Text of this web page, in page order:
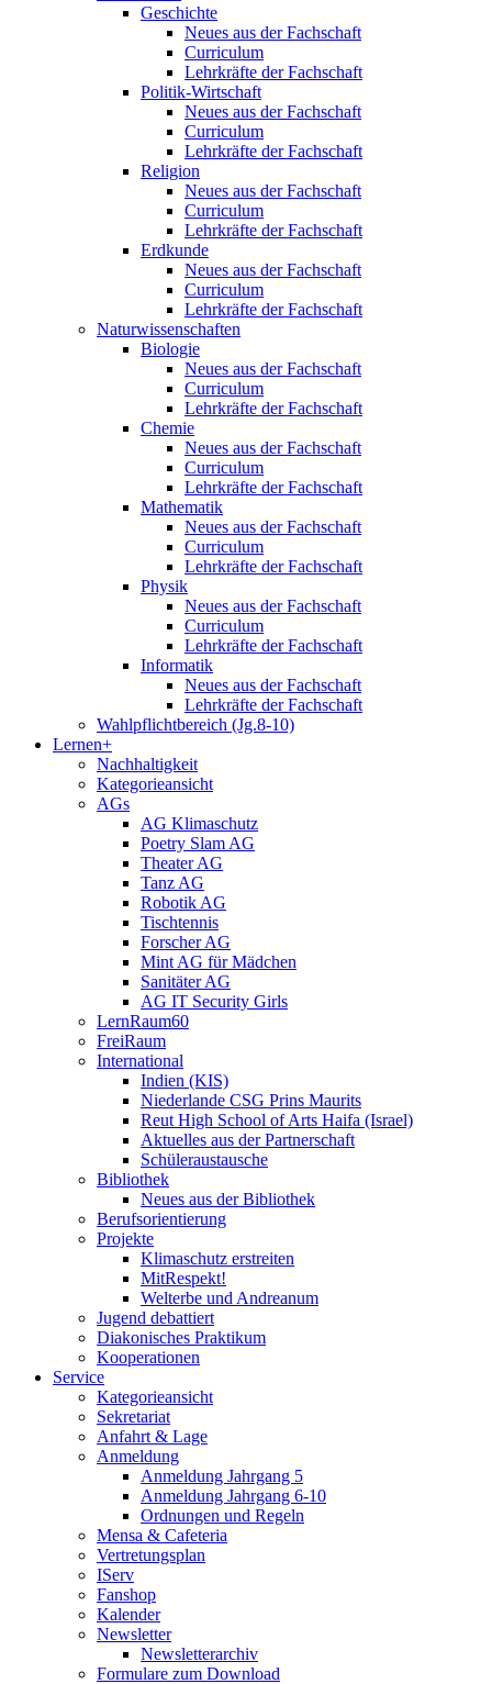
Geschichte
Neues aus der Fachschaft
Curriculum
Lehrkräfte der Fachschaft
Politik-Wirtschaft
Neues aus der Fachschaft
Curriculum
Lehrkräfte der Fachschaft
Religion
Neues aus der Fachschaft
Curriculum
Lehrkräfte der Fachschaft
Erdkunde
Neues aus der Fachschaft
Curriculum
Lehrkräfte der Fachschaft
Naturwissenschaften
Biologie
Neues aus der Fachschaft
Curriculum
Lehrkräfte der Fachschaft
Chemie
Neues aus der Fachschaft
Curriculum
Lehrkräfte der Fachschaft
Mathematik
Neues aus der Fachschaft
Curriculum
Lehrkräfte der Fachschaft
Physik
Neues aus der Fachschaft
Curriculum
Lehrkräfte der Fachschaft
Informatik
Neues aus der Fachschaft
Lehrkräfte der Fachschaft
Wahlpflichtbereich (Jg.8-10)
Lernen+
Nachhaltigkeit
Kategorieansicht
AGs
AG Klimaschutz
Poetry Slam AG
Theater AG
Tanz AG
Robotik AG
Tischtennis
Forscher AG
Mint AG für Mädchen
Sanitäter AG
AG IT Security Girls
LernRaum60
FreiRaum
International
Indien (KIS)
Niederlande CSG Prins Maurits
Reut High School of Arts Haifa (Israel)
Aktuelles aus der Partnerschaft
Schüleraustausche
Bibliothek
Neues aus der Bibliothek
Berufsorientierung
Projekte
Klimaschutz erstreiten
MitRespekt!
Welterbe und Andreanum
Jugend debattiert
Diakonisches Praktikum
Kooperationen
Service
Kategorieansicht
Sekretariat
Anfahrt & Lage
Anmeldung
Anmeldung Jahrgang 5
Anmeldung Jahrgang 6-10
Ordnungen und Regeln
Mensa & Cafeteria
Vertretungsplan
IServ
Fanshop
Kalender
Newsletter
Newsletterarchiv
Formulare zum Download